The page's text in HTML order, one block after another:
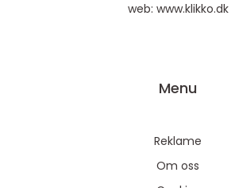
web: www.klikko.dk
Menu
Reklame
Om oss